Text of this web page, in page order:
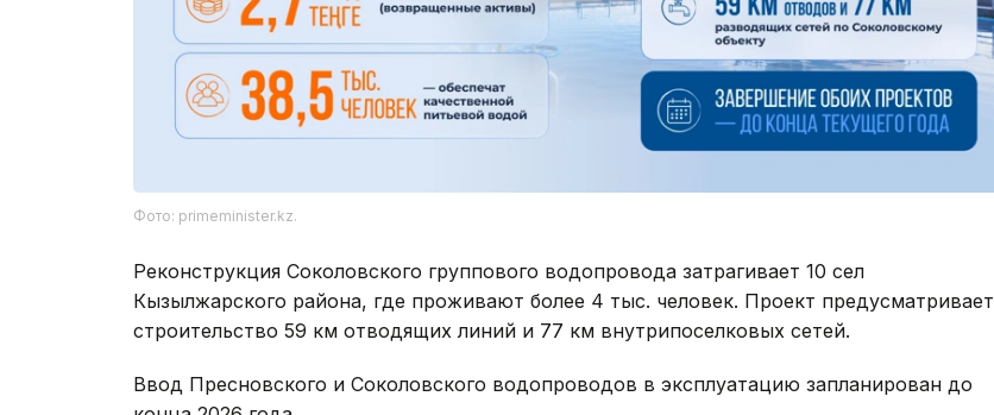
Фото: primeminister.kz.
Реконструкция Соколовского группового водопровода затрагивает 10 сел
Кызылжарского района, где проживают более 4 тыс. человек. Проект предусматривает
строительство 59 км отводящих линий и 77 км внутрипоселковых сетей.
Ввод Пресновского и Соколовского водопроводов в эксплуатацию запланирован до